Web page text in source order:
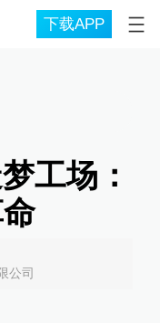
下载APP
工场：
公司